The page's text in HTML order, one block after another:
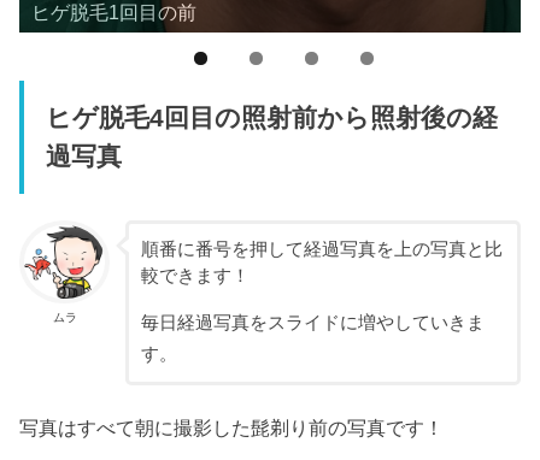
ヒゲ脱毛1回目の前
ヒゲ脱毛4回目の照射前から照射後の経
過写真
ムラ
順番に番号を押して経過写真を上の写真と比
較できます！
毎日経過写真をスライドに増やしていきま
す。
写真はすべて朝に撮影した髭剃り前の写真です！